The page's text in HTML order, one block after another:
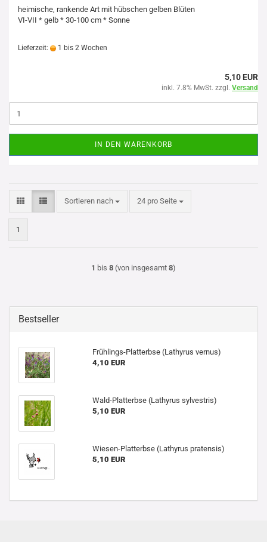
heimische, rankende Art mit hübschen gelben Blüten
VI-VII * gelb * 30-100 cm * Sonne
Lieferzeit: 1 bis 2 Wochen
5,10 EUR
inkl. 7.8% MwSt. zzgl. Versand
IN DEN WARENKORB
Sortieren nach
Sortieren nach 24 pro Seite
pro Seite
1
1 bis 8 (von insgesamt 8)
Bestseller
Frühlings-Platterbse (Lathyrus vernus)
4,10 EUR
Wald-Platterbse (Lathyrus sylvestris)
5,10 EUR
Wiesen-Platterbse (Lathyrus pratensis)
5,10 EUR